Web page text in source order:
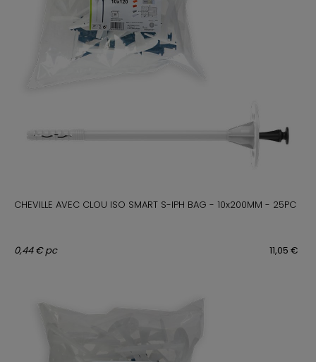
CHEVILLE AVEC CLOU ISO SMART S-IPH BAG - 10x200MM - 25PC
11,05 €
0,44 € pc